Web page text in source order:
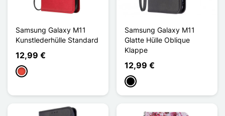
Samsung Galaxy M11
Kunstlederhülle Standard
12,99 €
Rot
Samsung Galaxy M11
Glatte Hülle Oblique
Klappe
12,99 €
Schwarz